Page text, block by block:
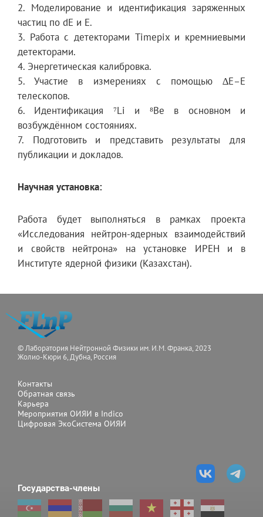
2. Моделирование и идентификация заряженных
частиц по dE и E.
3. Работа с детекторами Timepix и кремниевыми
детекторами.
4. Энергетическая калибровка.
5. Участие в измерениях с помощью ∆E–E
телескопов.
6. Идентификация ⁷Li и ⁸Be в основном и
возбуждённом состояниях.
7. Подготовить и представить результаты для
публикации и докладов.
Научная установка:
Работа будет выполняться в рамках проекта
«Исследования нейтрон-ядерных взаимодействий
и свойств нейтрона» на установке ИРЕН и в
Институте ядерной физики (Казахстан).
© Лаборатория Нейтронной Физики им. И.М. Франка, 2023
Жолио-Кюри 6, Дубна, Россия
Контакты
Обратная связь
Карьера
Мероприятия ОИЯИ в Indico
Цифровая ЭкоСистема ОИЯИ
Государства-члены